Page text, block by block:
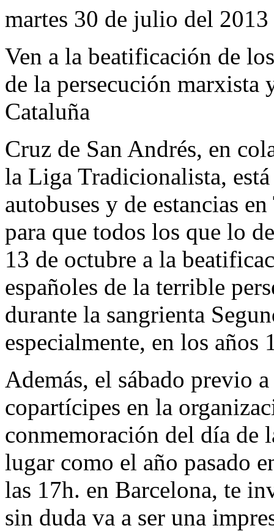
martes 30 de julio del 2013
Ven a la beatificación de
de la persecución marxista
Cataluña
Cruz de San Andrés, en
la Liga Tradicionalista,
autobuses y de estancias
para que todos los que lo
13 de octubre a la
españoles de la terrible
durante la sangrienta
especialmente, en los
Además, el sábado previo
copartícipes en la
conmemoración del día de
lugar como el año pasado
las 17h. en Barcelona, te
sin duda va a ser una